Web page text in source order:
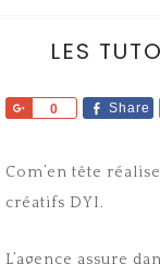
LES
0
Share Share
Com’en tête
créatifs DYI.
L’agence assure